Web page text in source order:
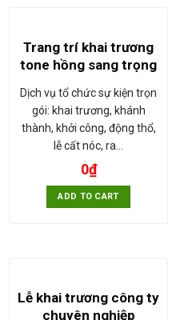
Trang trí khai trương
tone hồng sang trọng
Dịch vụ tổ chức sự kiện trọn
gói: khai trương, khánh
thành, khởi công, động thổ,
lễ cất nóc, ra…
0₫
ADD TO CART
Lễ khai trương công ty
chuyên nghiệp